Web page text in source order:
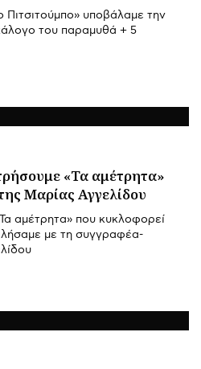
υποβάλαμε την
του παραμυθά + 5
«Τα αμέτρητα»
Μαρίας Αγγελίδου
αμέτρητα» που κυκλοφορεί
με τη συγγραφέα-